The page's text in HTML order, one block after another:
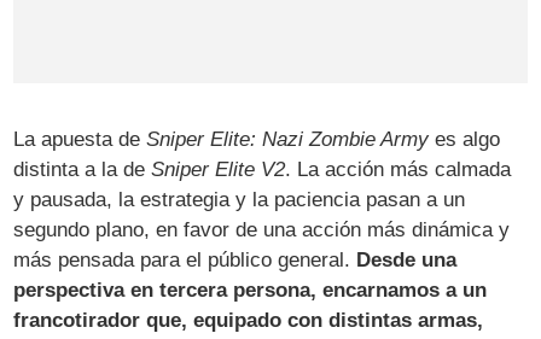
La apuesta deSniper Elite: Nazi Zombie Army es algo
distinta a la deSniper Elite V2. La acción más calmada
y pausada, la estrategia y la paciencia pasan a un
segundo plano, en favor de una acción más dinámica y
más pensada para el público general. Desde una
perspectiva en tercera persona, encarnamos a un
francotirador que, equipado con distintas armas,